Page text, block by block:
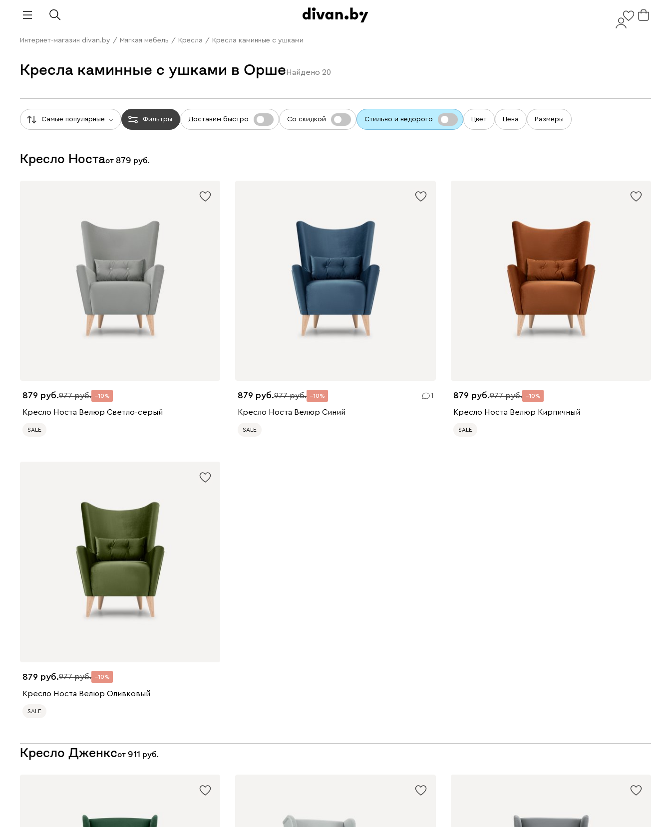
Интернет-магазин divan.by / Мягкая мебель / Кресла / Кресла каминные с ушками
Кресла каминные с ушками в Орше Найдено 20
Самые популярные Фильтры Доставим быстро Со скидкой Стильно и недорого Цвет Цена Размеры
Кресло Ностаот 879
879 977 10
Кресло Носта Велюр Светло-серый
SALE
879 977 10 1
Кресло Носта Велюр Синий
SALE
879 977 10
Кресло Носта Велюр Кирпичный
SALE
879 977 10
Кресло Носта Велюр Оливковый
SALE
Кресло Дженксот 911